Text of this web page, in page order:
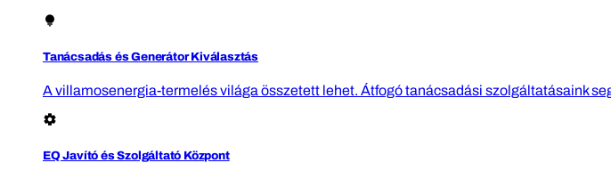
Tanácsadás és Generátor Kiválasztás
A villamosenergia-termelés világa összetett lehet. Átfogó tanácsadási szolgáltatásaink
EQ Javító és Szolgáltató Központ